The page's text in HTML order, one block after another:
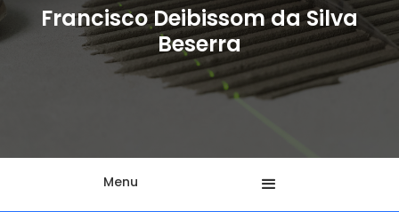
Francisco Deibissom da Silva
Beserra
Menu